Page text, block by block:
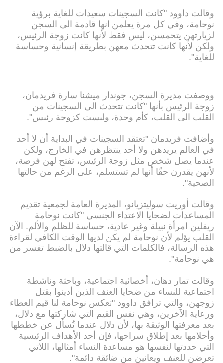
وقالت داوود "كانت السجينات سعيدات للغاية برؤية
نوحامة، وفي كل مرة يعلمن انها قادمة الى السجن
لزيارتهن يتحمسن، ليس فقط لأنها كانت زوجة الرئيس،
ولكن لأنها كانت تتحدث معهن بطريقة إنسانية وحساسة
للغاية".
ووصفت مديرة السجن، جوندار ميشنا سارة فريدمان،
زوجة الرئيس بأنها "كانت تتحدث الى السجينات من
القلب الى القلب، كأم وجدة، وليست كزوجة رئيس".
وأضافت فريدمان "تعتقد السجينات في البداية أن لا أحد
في العالم يريدهن ولا أحد ينتظرهن في الخارج، ولكن
عندما يصل شخص مثل زوجة الرئيس، تفتح لهن فرصة،
لأنهن يقدرن حقًا أنها لم تستسلم، على الرغم من حالتها
الصحية".
وقالت أوريت سوليتزيانو، المديرة العامة لجمعية تقديم
المساعدات لضحايا الاعتداء الجنسي "كانت نوحامة
ريفلين امرأة نبيلة وغير عادية، حساسة للظلم والألم. الآن
القلب يؤلم لأن نوحامة لم يكن لديها الوقت الكافي لقراءة
هذه الرسالة، فالكلمات التي قالتها دلال بالضبط تفسر من
هي نوحامة".
وقالت تمار دهان، أخصائية اجتماعية، وباحثة وناشطة
اجتماعية للنساء من ضحايا العنف الذين أدينوا بقتل
زوجهن، والتي ترافق داوود "تعكس نوحامة لنا قيم العطاء
ورعاية الآخرين، وهي نفس القيم التي شاركتها مع دلال،
بعد معرفتها الوثيقة بها، لأن دلال عندما تُسأل عن خططها
وأحلامها بعد إطلاق سراحها، فإن أحد الأهداف الرئيسية
التي حددتها لنفسها هو مساعدة النساء أمثالها، اللاتي
تعرضن للعنف ويعانين من ضائقة دائمة".